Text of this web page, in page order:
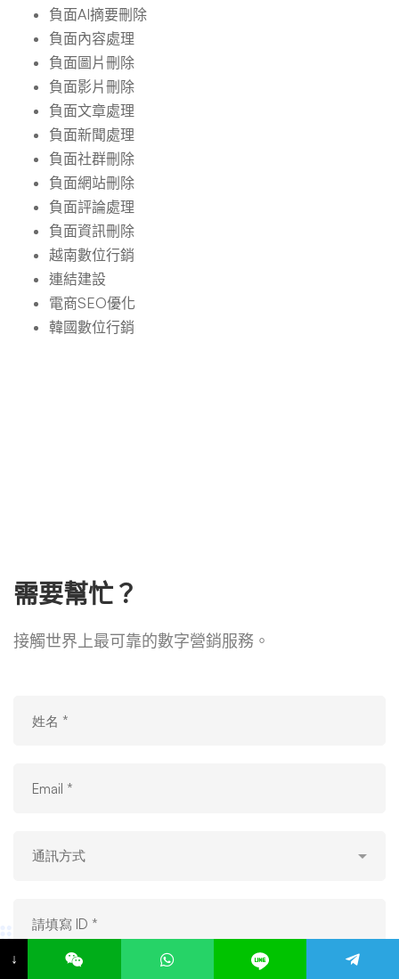
負面AI摘要刪除
負面內容處理
負面圖片刪除
負面影片刪除
負面文章處理
負面新聞處理
負面社群刪除
負面網站刪除
負面評論處理
負面資訊刪除
越南數位行銷
連結建設
電商SEO優化
韓國數位行銷
需要幫忙？
接觸世界上最可靠的數字營銷服務。
↓